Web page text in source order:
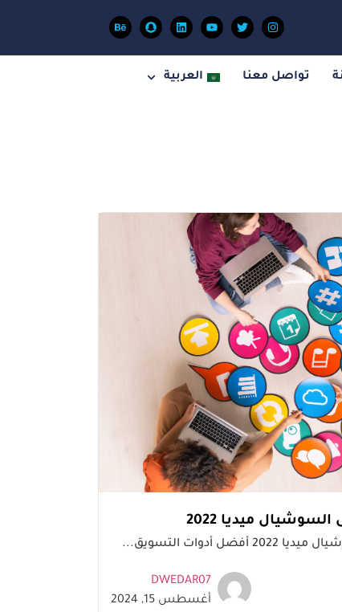
تواصل معنا العربية
ميديا 2022
أدوات التسويق...
DWEDAR07
أغسطس 15, 2024